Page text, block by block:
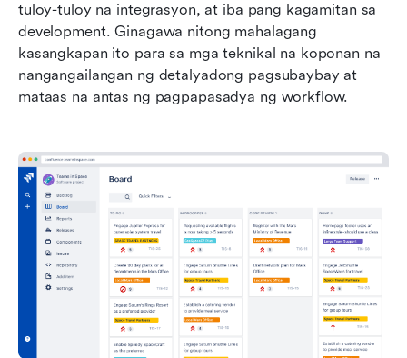
tuloy-tuloy na integrasyon, at iba pang kagamitan sa
development. Ginagawa nitong mahalagang
kasangkapan ito para sa mga teknikal na koponan na
nangangailangan ng detalyadong pagsubaybay at
mataas na antas ng pagpapasadya ng workflow.